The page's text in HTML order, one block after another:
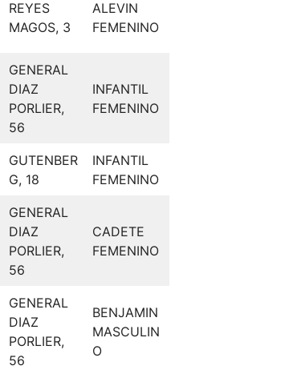
REYES
MAGOS, 3
ALEVIN
FEMENINO
GENERAL
DIAZ
PORLIER,
56
INFANTIL
FEMENINO
GUTENBER
G, 18
INFANTIL
FEMENINO
GENERAL
DIAZ
PORLIER,
56
CADETE
FEMENINO
GENERAL
DIAZ
PORLIER,
56
BENJAMIN
MASCULIN
O